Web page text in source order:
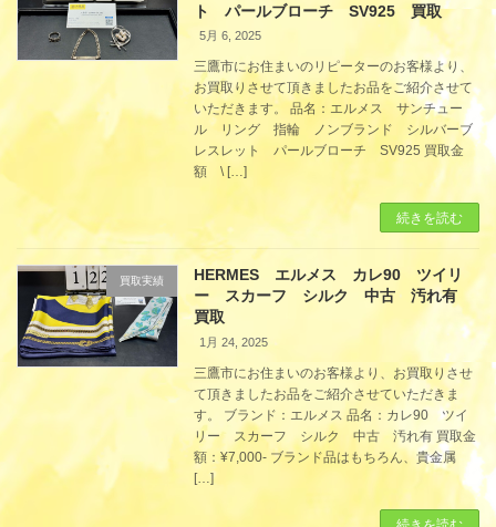
ト パールブローチ SV925 買取
5月 6, 2025
三鷹市にお住まいのリピーターのお客様より、
お買取りさせて頂きましたお品をご紹介させて
いただきます。 品名：エルメス サンチュー
ル リング 指輪 ノンブランド シルバーブ
レスレット パールブローチ SV925 買取金
額 \ […]
続きを読む
買取実績
HERMES エルメス カレ90 ツイリ
ー スカーフ シルク 中古 汚れ有
買取
1月 24, 2025
三鷹市にお住まいのお客様より、お買取りさせ
て頂きましたお品をご紹介させていただきま
す。 ブランド：エルメス 品名：カレ90 ツイ
リー スカーフ シルク 中古 汚れ有 買取金
額：¥7,000- ブランド品はもちろん、貴金属
[…]